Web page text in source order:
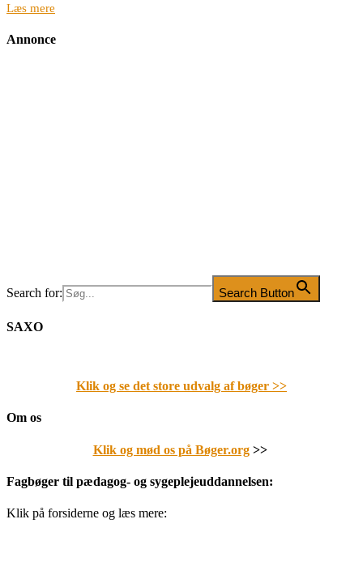
Læs mere
Annonce
Search for: Search Button
SAXO
Klik og se det store udvalg af bøger >>
Om os
Klik og mød os på Bøger.org>>
Fagbøger til pædagog- og sygeplejeuddannelsen:
Klik på forsiderne og læs mere: